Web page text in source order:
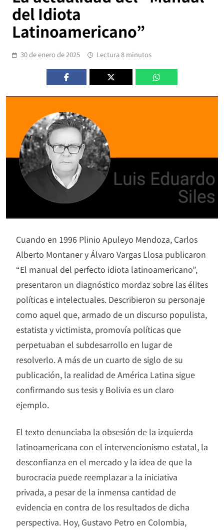
del Idiota
Latinoamericano”
30 de enero de 2025 Lectura 8 minutos
Cuando en 1996 Plinio Apuleyo Mendoza, Carlos
Alberto Montaner y Álvaro Vargas Llosa publicaron
“El manual del perfecto idiota latinoamericano”,
presentaron un diagnóstico mordaz sobre las élites
políticas e intelectuales. Describieron su personaje
como aquel que, armado de un discurso populista,
estatista y victimista, promovía políticas que
perpetuaban el subdesarrollo en lugar de
resolverlo. A más de un cuarto de siglo de su
publicación, la realidad de América Latina sigue
confirmando sus tesis y Bolivia es un claro
ejemplo.
El texto denunciaba la obsesión de la izquierda
latinoamericana con el intervencionismo estatal, la
desconfianza en el mercado y la idea de que la
burocracia puede reemplazar a la iniciativa
privada, a pesar de la inmensa cantidad de
evidencia en contra de los resultados de dicha
perspectiva. Hoy, Gustavo Petro en Colombia,